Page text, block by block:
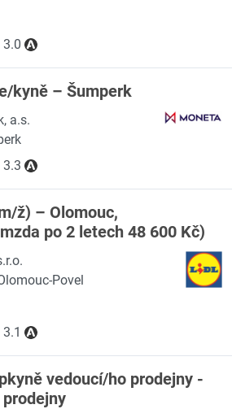
3.0
kyně – Šumperk
a.s.
3.3
ž) – Olomouc,
po 2 letech 48 600 Kč)
Povel
3.1
vedoucí/ho prodejny -